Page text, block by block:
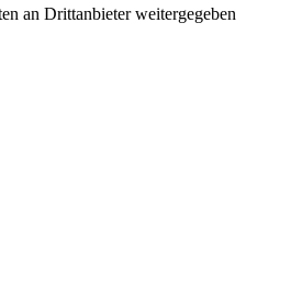
an Drittanbieter weitergegeben